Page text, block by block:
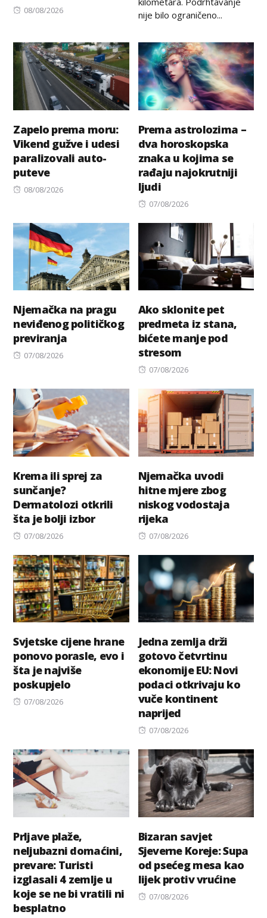
Posted
08/08/2026
nije bilo ograničeno...
Zapelo prema moru:
Vikend gužve i udesi
paralizovali auto-
puteve
Posted
08/08/2026
Prema astrolozima –
dva horoskopska
znaka u kojima se
rađaju najokrutniji
ljudi
Posted
07/08/2026
Njemačka na pragu
neviđenog političkog
previranja
Posted
07/08/2026
Ako sklonite pet
predmeta iz stana,
bićete manje pod
stresom
Posted
07/08/2026
Krema ili sprej za
sunčanje?
Dermatolozi otkrili
šta je bolji izbor
Posted
07/08/2026
Njemačka uvodi
hitne mjere zbog
niskog vodostaja
rijeka
Posted
07/08/2026
Svjetske cijene hrane
ponovo porasle, evo i
šta je najviše
poskupjelo
Posted
07/08/2026
Jedna zemlja drži
gotovo četvrtinu
ekonomije EU: Novi
podaci otkrivaju ko
vuče kontinent
naprijed
Posted
07/08/2026
Prljave plaže,
neljubazni domaćini,
prevare: Turisti
izglasali 4 zemlje u
koje se ne bi vratili ni
besplatno
Bizaran savjet
Sjeverne Koreje: Supa
od psećeg mesa kao
lijek protiv vrućine
Posted
07/08/2026